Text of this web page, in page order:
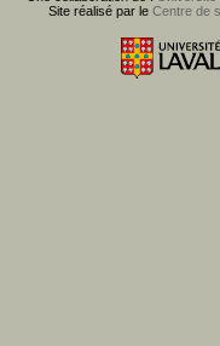
Site réalisé par le Centre de